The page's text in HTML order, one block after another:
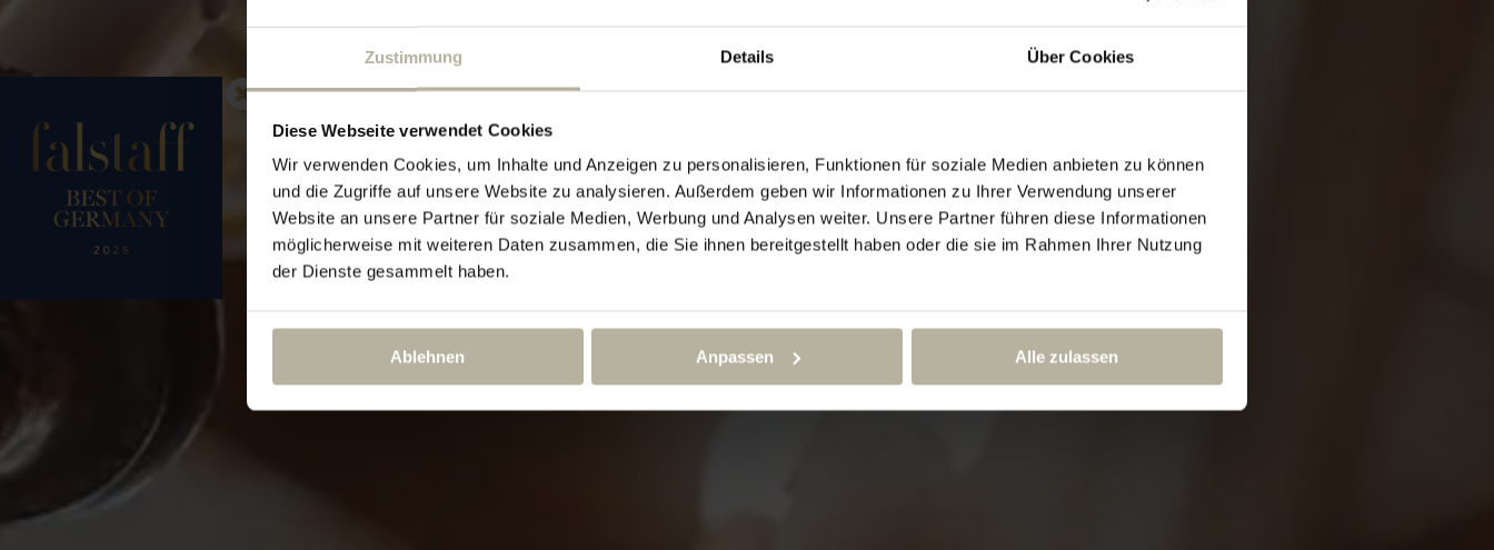
Zustimmung Details Über Cookies
Diese Webseite verwendet Cookies
Wir verwenden Cookies, um Inhalte und Anzeigen zu personalisieren, Funktionen für soziale Medien anbieten zu können
und die Zugriffe auf unsere Website zu analysieren. Außerdem geben wir Informationen zu Ihrer Verwendung unserer
Website an unsere Partner für soziale Medien, Werbung und Analysen weiter. Unsere Partner führen diese Informationen
möglicherweise mit weiteren Daten zusammen, die Sie ihnen bereitgestellt haben oder die sie im Rahmen Ihrer Nutzung
der Dienste gesammelt haben.
Ablehnen Anpassen Alle zulassen
Wissenswertes
Wissenswertes rund um euren Aufenthalt